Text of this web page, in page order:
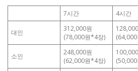
7시간 4시간
대인
312,000원
(78,000원*4장)
소인
248,000원
(62,000원*4장)